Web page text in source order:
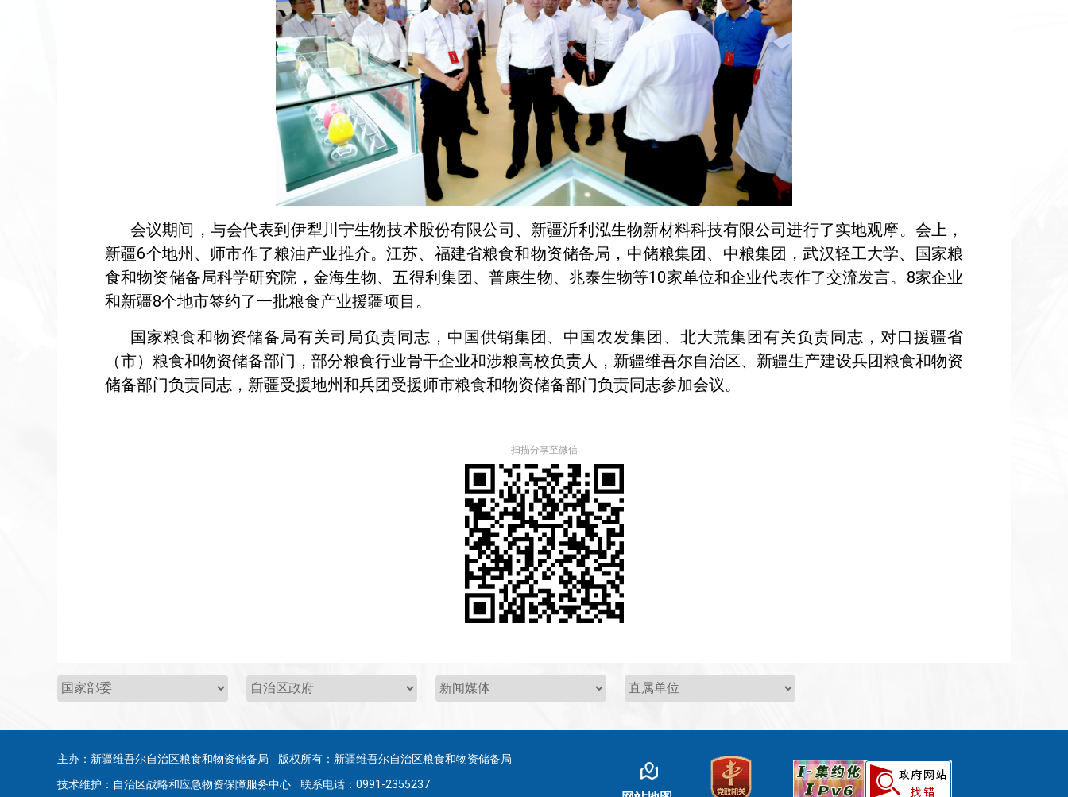
会议期间，与会代表到伊犁川宁生物技术股份有限公司、新疆沂利泓生物新材料科技有限公司进行了实地观摩。会上，
新疆6个地州、师市作了粮油产业推介。江苏、福建省粮食和物资储备局，中储粮集团、中粮集团，武汉轻工大学、国家粮
食和物资储备局科学研究院，金海生物、五得利集团、普康生物、兆泰生物等10家单位和企业代表作了交流发言。8家企业
和新疆8个地市签约了一批粮食产业援疆项目。
国家粮食和物资储备局有关司局负责同志，中国供销集团、中国农发集团、北大荒集团有关负责同志，对口援疆省
（市）粮食和物资储备部门，部分粮食行业骨干企业和涉粮高校负责人，新疆维吾尔自治区、新疆生产建设兵团粮食和物资
储备部门负责同志，新疆受援地州和兵团受援师市粮食和物资储备部门负责同志参加会议。
扫描分享至微信
主办：新疆维吾尔自治区粮食和物资储备局 版权所有：新疆维吾尔自治区粮食和物资储备局
技术维护：自治区战略和应急物资保障服务中心 联系电话：0991-2355237